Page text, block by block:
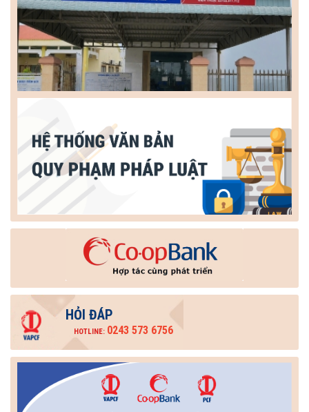
HỎI ĐÁP
HOTLINE: 0243 573 6756